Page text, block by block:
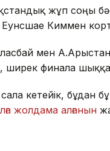
жұп соңғы
Киммен
мен
ширек финалға
кетейік, бұдан
жолдама алғанын